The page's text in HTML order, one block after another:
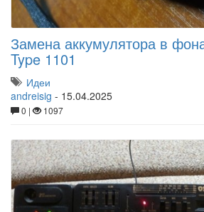
Замена аккумулятора в
Type 1101
Идеи
andreisig - 15.04.2025
0 | 1097